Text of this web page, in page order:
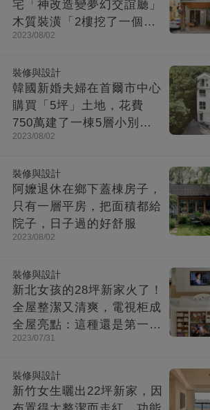
宅「神改造變夢幻交誼廳」
木質裝潢「2樓挖了一個大
洞」走上樓美翻
2023/08/02
裝修與設計
韓國新婚夫婦在首爾市中心
購買「5坪」土地，花費
750萬建了一棟5層小別
墅：小房子卻幸福感爆棚
2023/08/02
裝修與設計
阿嬤退休在鄉下蓋棟房子，
只有一層平房，把面積都給
院子，日子過的好舒服
2023/08/02
裝修與設計
新北女孩的28坪新家火了！
全屋整潔又清爽，電視柜成
全屋亮點：這種還是第一次
見！
2023/07/31
裝修與設計
新竹女生曬出22坪新家，因